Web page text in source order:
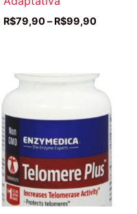
R$79,90– R$99,90Faixa